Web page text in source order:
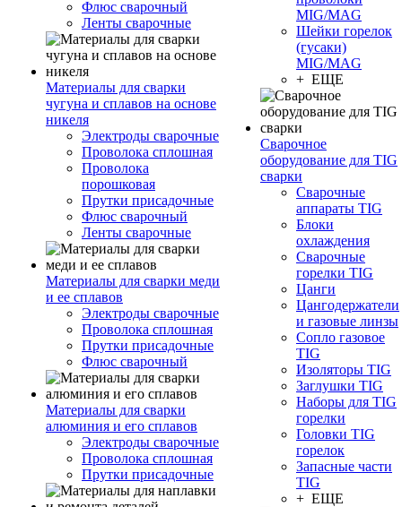
Флюс сварочный
Ленты сварочные
Материалы для сварки
чугуна и сплавов на основе
никеля
Электроды сварочные
Проволока сплошная
Проволока
порошковая
Прутки присадочные
Флюс сварочный
Ленты сварочные
Материалы для сварки меди
и ее сплавов
Электроды сварочные
Проволока сплошная
Прутки присадочные
Флюс сварочный
Материалы для сварки
алюминия и его сплавов
Электроды сварочные
Проволока сплошная
Прутки присадочные
MIG/MAG
Шейки горелок
(гусаки)
MIG/MAG
+ ЕЩЕ
Сварочное
оборудование для TIG
сварки
Сварочные
аппараты TIG
Блоки
охлаждения
Сварочные
горелки TIG
Цанги
Цангодержатели
и газовые линзы
Сопло газовое
TIG
Изоляторы TIG
Заглушки TIG
Наборы для TIG
горелки
Головки TIG
горелок
Запасные части
TIG
+ ЕЩЕ